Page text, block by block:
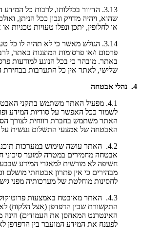
3.13. הדיוור בכללותו, לרבות כל
שהוא, ויהיה מדויק ונכון ככל הניתן,
או לחלופין, יתכן ונפלו טעויות טכניות
3.14. הגולש מאשר כי לא תהיה לו כל
פרסום ו/או פרסומות המוצגות באתר,
באתר. מובהר כי בכל הנוגע למודעות
שלישי, לאתר אין כל התערבות בבחירת
4. נהלי אבטחה
4.1. מפעיל האתר משתמש בתקני
לשמור ככל האפשר על סודיות המידע
האתר משתמש בחברת רווחית לצורך
האבטחה של אמצעי התשלום נעשית על
4.2. האתר עושה שימוש במערכות
אבטחה מחמירים במטרה למזער סיכוני
חשיפה לא מורשית למאגרי המידע
מבהירים כי אין פתרון אבטחתי מושלם
לחסינות מוחלטת של מערכותיה מפני
התקשורת שבין הדפדפן (אצל הלקוח)
האינטרנט המאחסן את העמודים) הינה
לפענח את המידע המועבר בין הדפדפן